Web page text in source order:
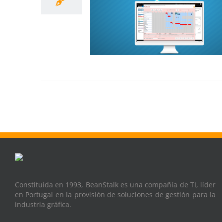
Constituida en 1993, BeanStalk es una compañía de TI, líder
en Portugal en la provisión de soluciones de gestión para la
industria gráfica.